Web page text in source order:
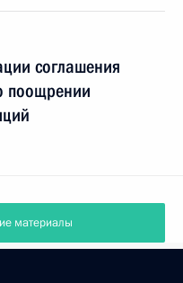
соглашения
поощрении
материалы